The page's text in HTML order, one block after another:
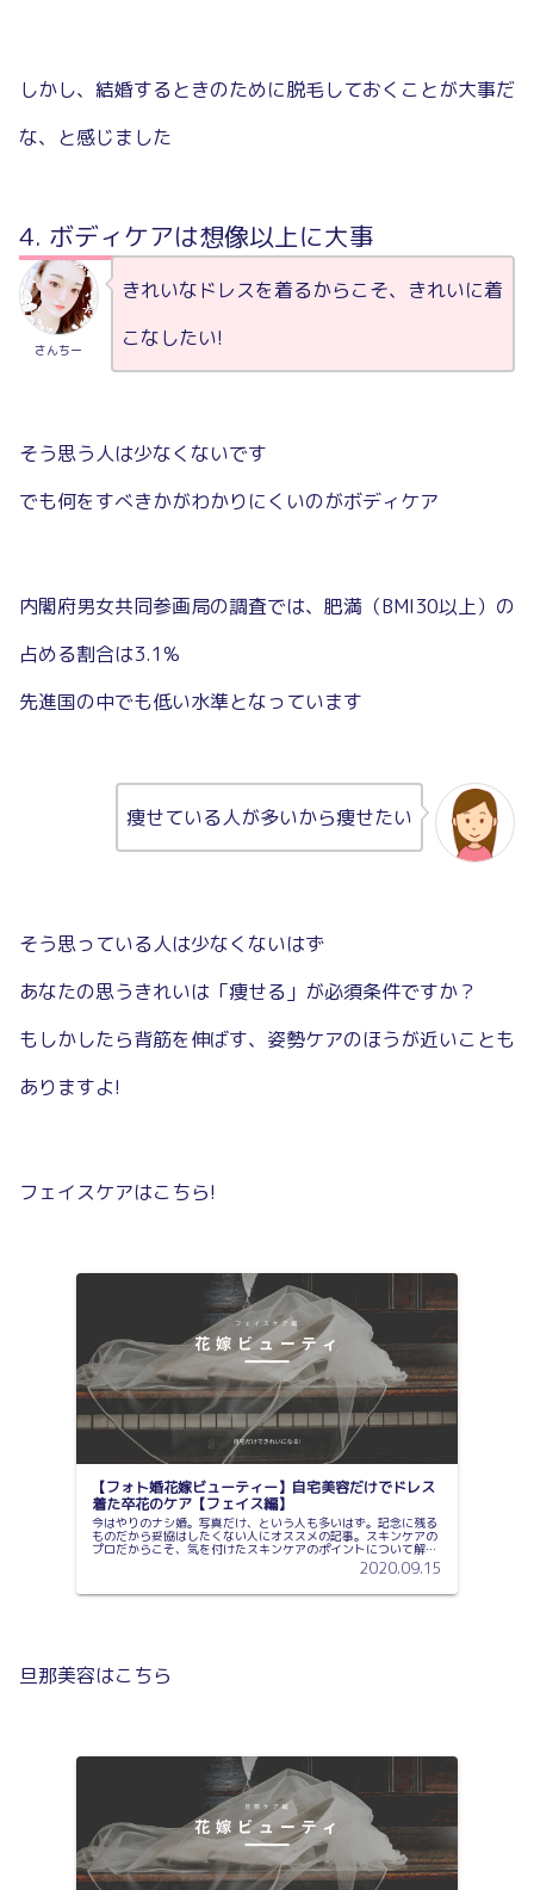
しかし、結婚するときのために脱毛しておくことが大事だ
な、と感じました
ボディケアは想像以上に大事
さんちー
きれいなドレスを着るからこそ、きれいに着
こなしたい!
そう思う人は少なくないです
でも何をすべきかがわかりにくいのがボディケア
内閣府男女共同参画局の調査では、肥満（BMI30以上）の
占める割合は3.1%
先進国の中でも低い水準となっています
痩せている人が多いから痩せたい
そう思っている人は少なくないはず
あなたの思うきれいは「痩せる」が必須条件ですか？
もしかしたら背筋を伸ばす、姿勢ケアのほうが近いことも
ありますよ!
フェイスケアはこちら!
【フォト婚花嫁ビューティー】自宅美容だけでドレス
着た卒花のケア【フェイス編】
今はやりのナシ婚。写真だけ、という人も多いはず。記念に残る
ものだから妥協はしたくない人にオススメの記事。スキンケアの
プロだからこそ、気を付けたスキンケアのポイントについて解説
2020.09.15
旦那美容はこちら